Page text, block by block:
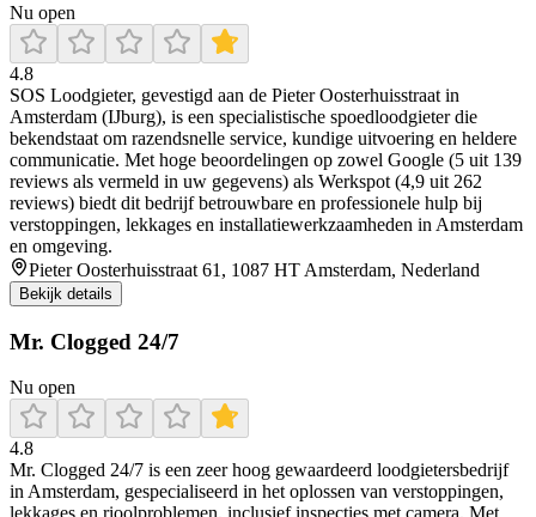
Nu open
4.8
SOS Loodgieter, gevestigd aan de Pieter Oosterhuisstraat in
Amsterdam (IJburg), is een specialistische spoedloodgieter die
bekendstaat om razendsnelle service, kundige uitvoering en heldere
communicatie. Met hoge beoordelingen op zowel Google (5 uit 139
reviews als vermeld in uw gegevens) als Werkspot (4,9 uit 262
reviews) biedt dit bedrijf betrouwbare en professionele hulp bij
verstoppingen, lekkages en installatiewerkzaamheden in Amsterdam
en omgeving.
Pieter Oosterhuisstraat 61, 1087 HT Amsterdam, Nederland
Bekijk details
Mr. Clogged 24/7
Nu open
4.8
Mr. Clogged 24/7 is een zeer hoog gewaardeerd loodgietersbedrijf
in Amsterdam, gespecialiseerd in het oplossen van verstoppingen,